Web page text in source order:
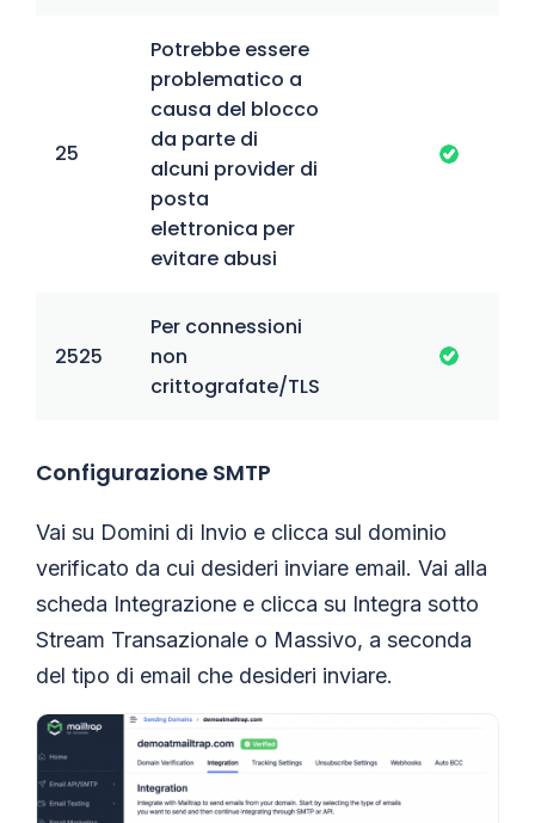
25
Potrebbe essere
problematico a
causa del blocco
da parte di
alcuni provider di
posta
elettronica per
evitare abusi
2525
Per connessioni
non
crittografate/TLS
Configurazione SMTP
Vai su Domini di Invio e clicca sul dominio
verificato da cui desideri inviare email. Vai alla
scheda Integrazione e clicca su Integra sotto
Stream Transazionale o Massivo, a seconda
del tipo di email che desideri inviare.